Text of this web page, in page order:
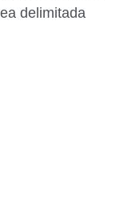
delimitada